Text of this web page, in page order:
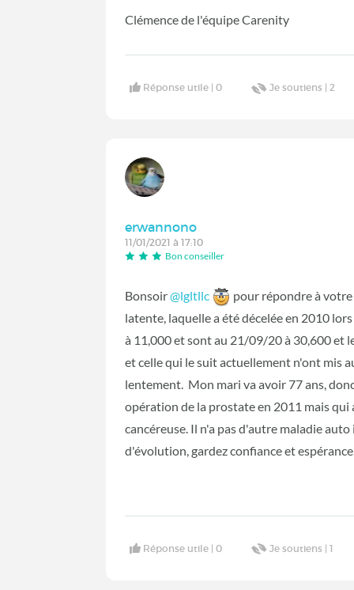
Clémence de l'équipe Carenity
Réponse utile |0 Je soutiens |2
erwannono
11/01/2021 à 17:10
Bon conseiller
Bonsoir@lgltllc
pour répondre à
latente, laquelle a été décelée en 2010
à 11,000 et sont au 21/09/20 à 30,600 et
et celle qui le suit actuellement n'ont mis
lentement. Mon mari va avoir 77 ans,
opération de la prostate en 2011 mais
cancéreuse. Il n'a pas d'autre maladie
d'évolution, gardez confiance et
Réponse utile |0 Je soutiens |1